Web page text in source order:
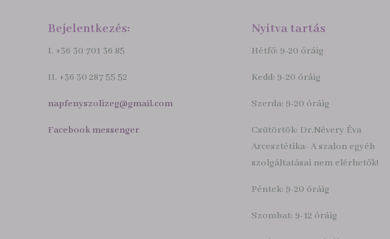
Bejelentkezés:
I. +36 30 701 36 85
II. +36 30 287 55 52
napfenyszolizeg@gmail.com
Facebook messenger
Nyitva tartás
Hétfő: 9-20 óráig
Kedd: 9-20 óráig
Szerda: 9-20 óráig
Csütörtök: Dr.Névery Éva
Arcesztétika- A szalon egyéb
szolgáltatásai nem elérhetők!
Péntek: 9-20 óráig
Szombat: 9-12 óráig